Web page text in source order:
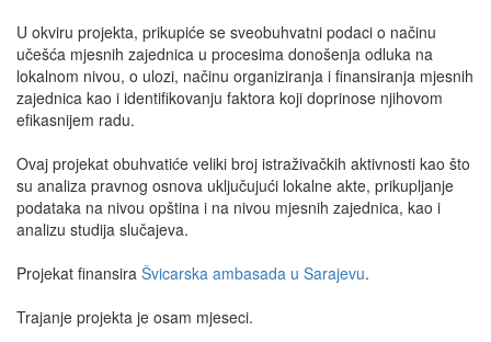
U okviru projekta, prikupiće se sveobuhvatni podaci o načinu
učešća mjesnih zajednica u procesima donošenja odluka na
lokalnom nivou, o ulozi, načinu organiziranja i finansiranja mjesnih
zajednica kao i identifikovanju faktora koji doprinose njihovom
efikasnijem radu.
Ovaj projekat obuhvatiće veliki broj istraživačkih aktivnosti kao što
su analiza pravnog osnova uključujući lokalne akte, prikupljanje
podataka na nivou opština i na nivou mjesnih zajednica, kao i
analizu studija slučajeva.
Projekat finansira Švicarska ambasada u Sarajevu.
Trajanje projekta je osam mjeseci.